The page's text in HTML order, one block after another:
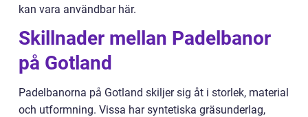
kan vara användbar här.
Skillnader mellan Padelbanor
på Gotland
Padelbanorna på Gotland skiljer sig åt i storlek, material
och utformning. Vissa har syntetiska gräsunderlag,